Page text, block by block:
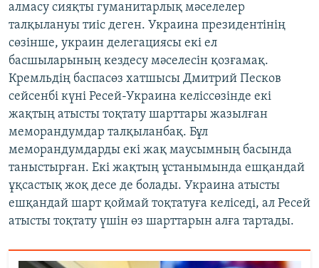
алмасу сияқты гуманитарлық мәселелер
талқылануы тиіс деген. Украина президентінің
сөзінше, украин делегациясы екі ел
басшыларының кездесу мәселесін қозғамақ.
Кремльдің баспасөз хатшысы Дмитрий Песков
сейсенбі күні Ресей-Украина келіссөзінде екі
жақтың атысты тоқтату шарттары жазылған
меморандумдар талқыланбақ. Бұл
меморандумдарды екі жақ маусымның басында
таныстырған. Екі жақтың ұстанымында ешқандай
ұқсастық жоқ десе де болады. Украина атысты
ешқандай шарт қоймай тоқтатуға келіседі, ал Ресей
атысты тоқтату үшін өз шарттарын алға тартады.